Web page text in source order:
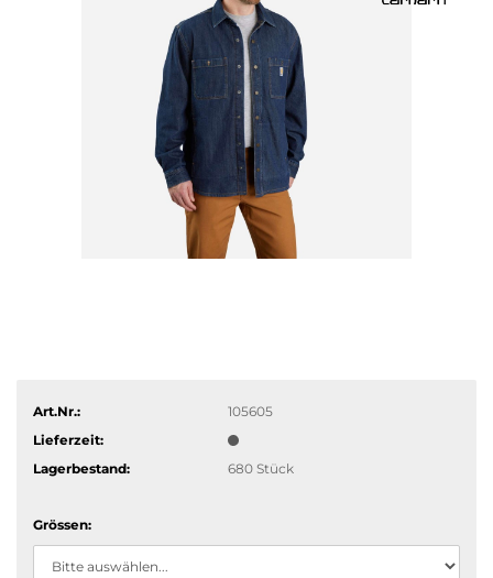
Art.Nr.:
105605
Lieferzeit:
Lagerbestand:
680 Stück
Grössen: